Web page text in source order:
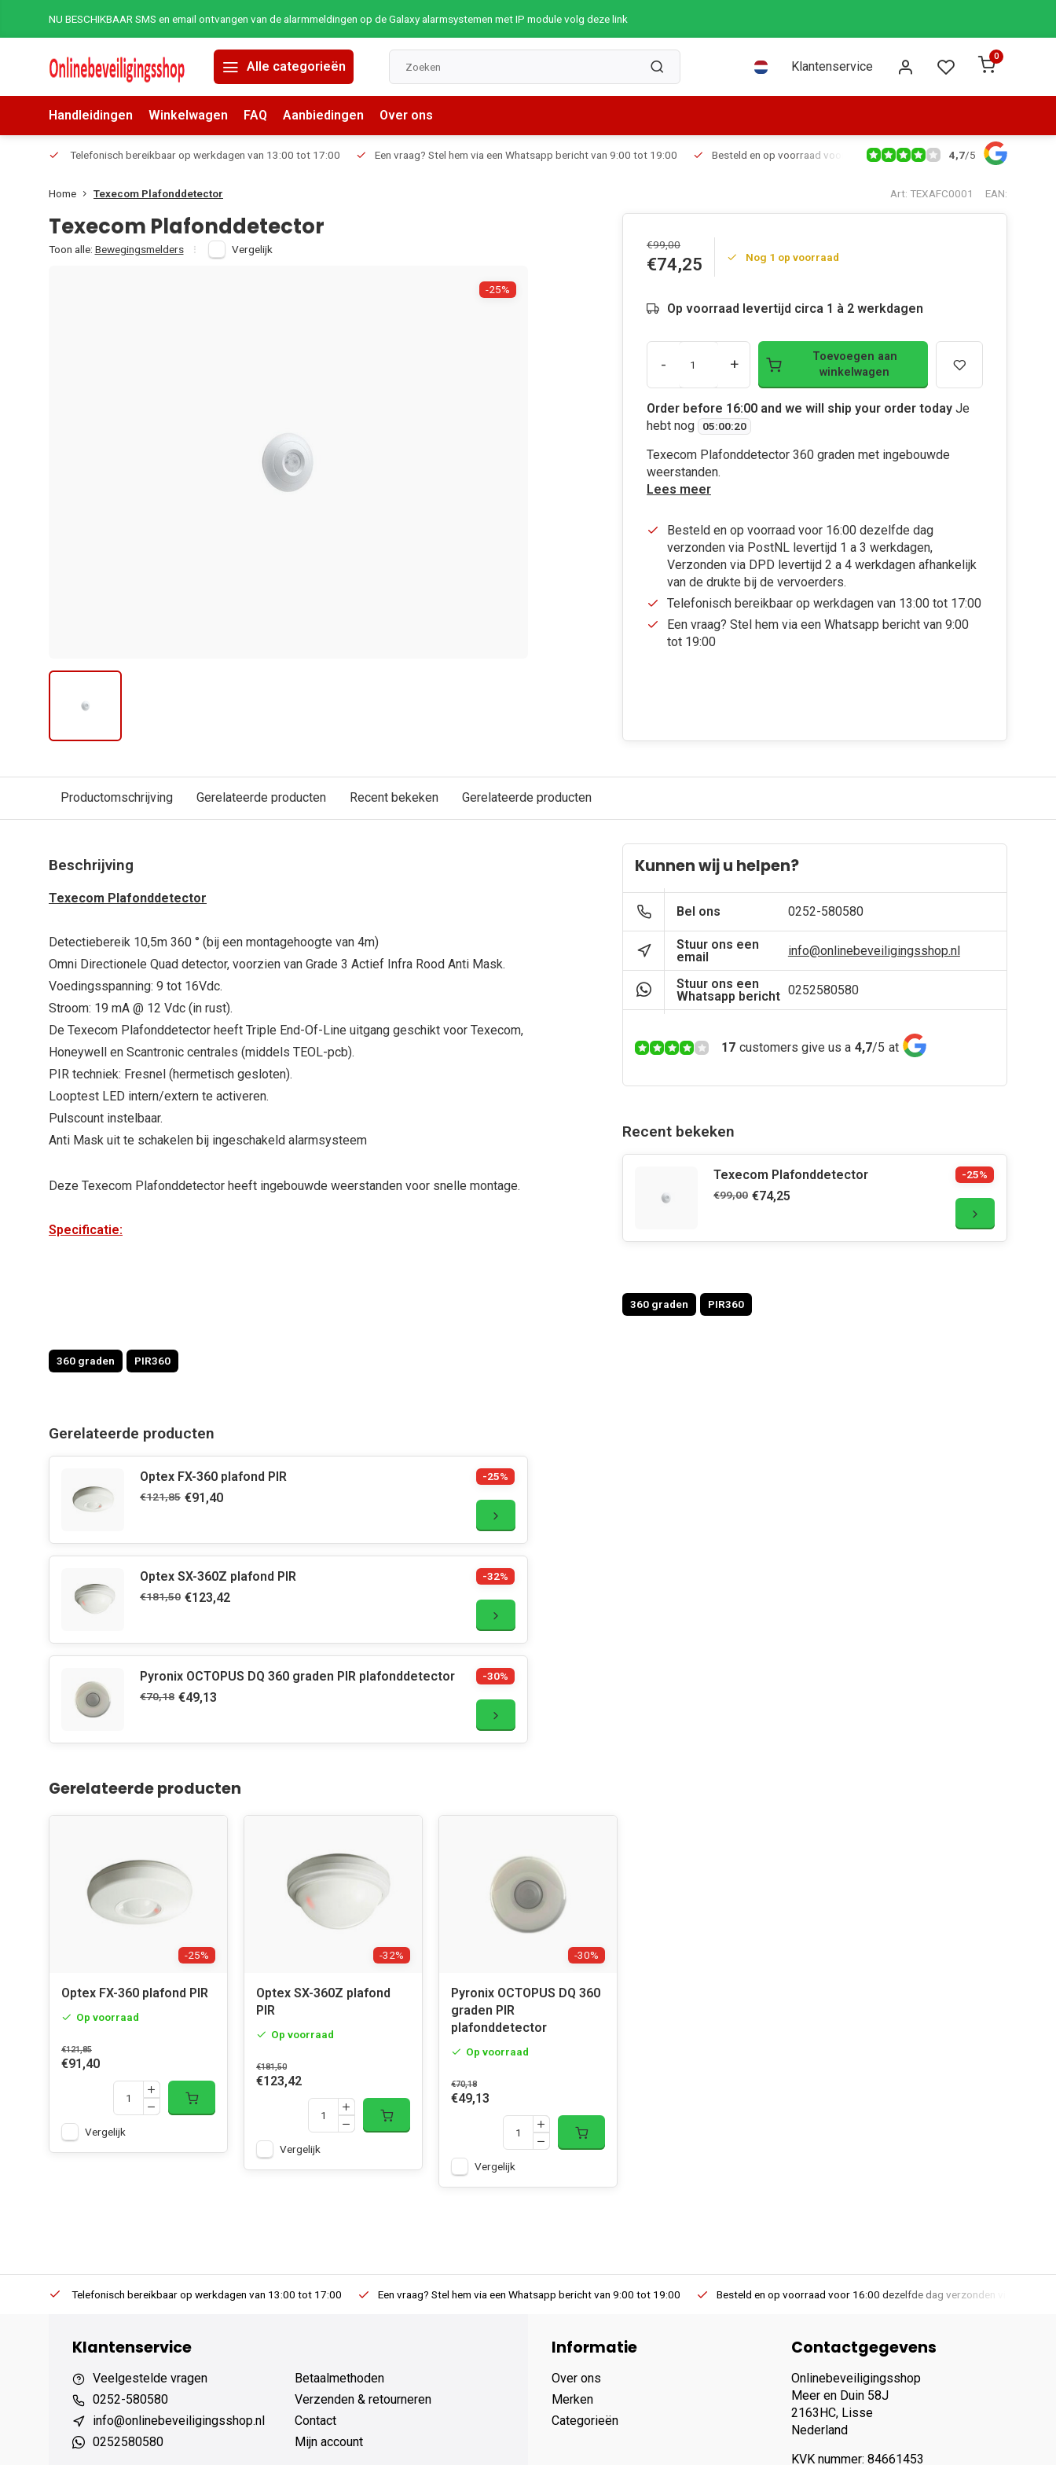
NU BESCHIKBAAR SMS en email ontvangen van de alarmmeldingen op de Galaxy alarmsystemen met IP module volg deze link
Alle categorieën Klantenservice
0
Handleidingen Winkelwagen FAQ Aanbiedingen Over ons
Telefonisch bereikbaar op werkdagen van 13:00 tot 17:00 Een vraag? Stel hem via een Whatsapp bericht van 9:00 tot 19:00 Besteld en op voorraad voor 16:00 dezelfde dag verzonden via PostNL
4,7/5
Home Texecom Plafonddetector Art: TEXAFC0001 EAN:
Texecom Plafonddetector
Toon alle: Bewegingsmelders Vergelijk
-25%
€99,00
€74,25 Nog 1 op voorraad
Op voorraad levertijd circa 1 à 2 werkdagen
- +
Toevoegen aan
winkelwagen
Order before 16:00 and we will ship your order today Je
hebt nog
05:00:20
Texecom Plafonddetector 360 graden met ingebouwde
weerstanden.
Lees meer
Besteld en op voorraad voor 16:00 dezelfde dag
verzonden via PostNL levertijd 1 a 3 werkdagen,
Verzonden via DPD levertijd 2 a 4 werkdagen afhankelijk
van de drukte bij de vervoerders.
Telefonisch bereikbaar op werkdagen van 13:00 tot 17:00
Een vraag? Stel hem via een Whatsapp bericht van 9:00
tot 19:00
Productomschrijving Gerelateerde producten Recent bekeken Gerelateerde producten
Beschrijving
Texecom Plafonddetector
Detectiebereik 10,5m 360 ° (bij een montagehoogte van 4m)
Omni Directionele Quad detector, voorzien van Grade 3 Actief Infra Rood Anti Mask.
Voedingsspanning: 9 tot 16Vdc.
Stroom: 19 mA @ 12 Vdc (in rust).
De Texecom Plafonddetector heeft Triple End-Of-Line uitgang geschikt voor Texecom,
Honeywell en Scantronic centrales (middels TEOL-pcb).
PIR techniek: Fresnel (hermetisch gesloten).
Looptest LED intern/extern te activeren.
Pulscount instelbaar.
Anti Mask uit te schakelen bij ingeschakeld alarmsysteem
Deze Texecom Plafonddetector heeft ingebouwde weerstanden voor snelle montage.
Specificatie:
360 graden PIR360
Gerelateerde producten
Optex FX-360 plafond PIR
€121,85 €91,40
-25%
Optex SX-360Z plafond PIR
€181,50 €123,42
-32%
Pyronix OCTOPUS DQ 360 graden PIR plafonddetector
€70,18 €49,13
-30%
Kunnen wij u helpen?
Bel ons 0252-580580
Stuur ons een
email
info@onlinebeveiligingsshop.nl
Stuur ons een
Whatsapp bericht 0252580580
17 customers give us a 4,7/5 at
Recent bekeken
Texecom Plafonddetector
€99,00 €74,25
-25%
360 graden PIR360
Gerelateerde producten
-25%
Optex FX-360 plafond PIR
Op voorraad
€121,85
€91,40
Vergelijk
-32%
Optex SX-360Z plafond
PIR
Op voorraad
€181,50
€123,42
Vergelijk
-30%
Pyronix OCTOPUS DQ 360
graden PIR
plafonddetector
Op voorraad
€70,18
€49,13
Vergelijk
Telefonisch bereikbaar op werkdagen van 13:00 tot 17:00 Een vraag? Stel hem via een Whatsapp bericht van 9:00 tot 19:00 Besteld en op voorraad voor 16:00 dezelfde dag verzonden via PostNL
Klantenservice
Veelgestelde vragen
0252-580580
info@onlinebeveiligingsshop.nl
0252580580
Betaalmethoden
Verzenden & retourneren
Contact
Mijn account
Informatie
Over ons
Merken
Categorieën
Contactgegevens
Onlinebeveiligingsshop
Meer en Duin 58J
2163HC, Lisse
Nederland
KVK nummer: 84661453